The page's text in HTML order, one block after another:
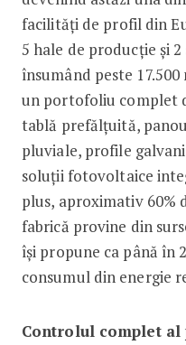
facilități de profil din
5 hale de producție și
însumând peste
un portofoliu complet
tablă prefălțuită,
pluviale, profile
soluții fotovoltaice
plus, aproximativ 60%
fabrică provine din
își propune ca până în
consumul din energie
Controlul complet